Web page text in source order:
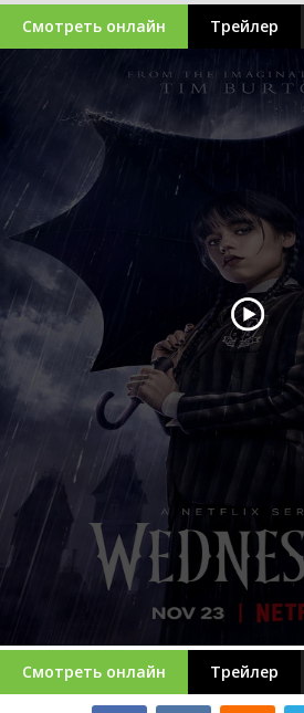
Смотреть онлайн Трейлер
Смотреть онлайн Трейлер